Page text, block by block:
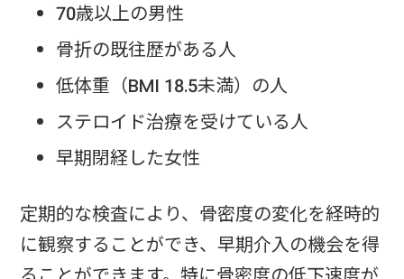
70歳以上の男性
骨折の既往歴がある人
低体重（BMI 18.5未満）の人
ステロイド治療を受けている人
早期閉経した女性
定期的な検査により、骨密度の変化を経時的
に観察することができ、早期介入の機会を得